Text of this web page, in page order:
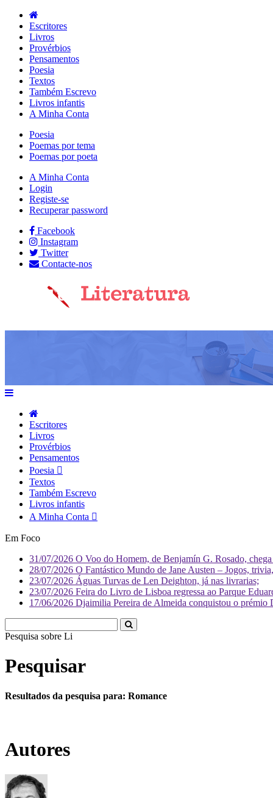
Escritores
Livros
Provérbios
Pensamentos
Poesia
Textos
Também Escrevo
Livros infantis
A Minha Conta
Poesia
Poemas por tema
Poemas por poeta
A Minha Conta
Login
Registe-se
Recuperar password
Facebook
Instagram
Twitter
Contacte-nos
Escritores
Livros
Provérbios
Pensamentos
Poesia
Textos
Também Escrevo
Livros infantis
A Minha Conta
Em Foco
31/07/2026 O Voo do Homem, de Benjamín G. Rosado,
28/07/2026 O Fantástico Mundo de Jane Austen – Jogos,
23/07/2026 Águas Turvas de Len Deighton, já nas livrarias;
23/07/2026 Feira do Livro de Lisboa regressa ao Parque
17/06/2026 Djaimilia Pereira de Almeida conquistou o
Pesquisa sobre Literatura
Pesquisar
Resultados da pesquisa para: Romance
Autores